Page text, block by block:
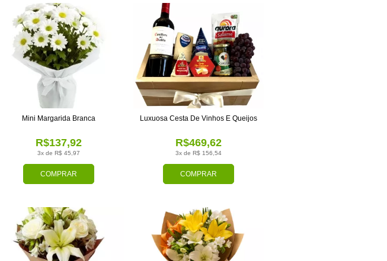
COMPRAR
3x de R$ 45,97
R$137,92
Mini Margarida Branca
COMPRAR
3x de R$ 156,54
R$469,62
Luxuosa Cesta De Vinhos E Queijos